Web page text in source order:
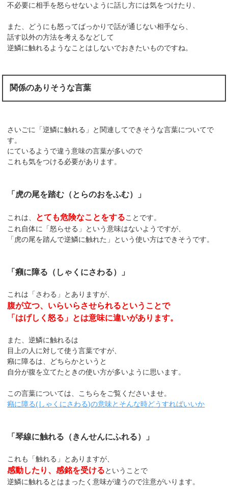
不必要に相手を怒らせないように話し方には気をつけたり、
また、どうにも怒ってばっかりで話が通じない相手なら、
話す以外の方法を考えるなどして
逆鱗に触れるようなことはしないでおきたいものですね。
関係のありそうな言葉
さいごに「逆鱗に触れる」と関連してできそうな言葉についてで
す。
にているようで違う意味の言葉が多いので
これも気をつける必要があります。
「虎の尾を踏む（とらのおをふむ）」
これは、 とても危険なことをすることです。
これ自体に「怒らせる」という意味はないようですが、
「虎の尾を踏んで逆鱗に触れた」という使い方はできそうです。
「癪に障る（しゃくにさわる）」
これは「さわる」とありますが、
腹が立つ、いらいらさせられるということで
「はげしく怒る」とは意味に違いがあります。
また、逆鱗に触れるは
目上の人に対して使う言葉ですが、
癪に障るは、どちらかというと
自分が腹を立てたときの使い方が多いように思います。
この言葉については、こちらをご覧くださいませ。
癪に障る(しゃくにさわる)の意味とそんな時どうすればいいか
「琴線に触れる（きんせんにふれる）」
これも「触れる」とありますが、
感動したり、感銘を受けるということで
逆鱗に触れるとはまったく意味が違うので注意がいります。